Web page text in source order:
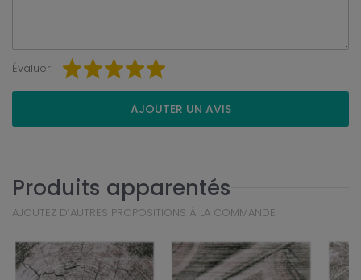
Évaluer:
AJOUTER UN AVIS
Produits apparentés
AJOUTEZ D’AUTRES PROPOSITIONS À LA COMMANDE